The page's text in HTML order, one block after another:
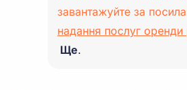
завантажуйте за
надання послуг
Ще.